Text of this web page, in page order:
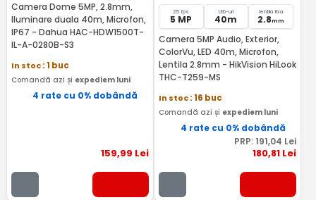
Camera Dome 5MP, 2.8mm,
Iluminare duala 40m, Microfon,
IP67 - Dahua HAC-HDW1500T-
IL-A-0280B-S3
In stoc: 1 buc
Comandă azi și expediem luni
4 rate cu 0% dobândă
159,99 Lei
25 fps
5 MP
LED-uri
40m
lentila fixa
2.8mm
Camera 5MP Audio, Exterior,
ColorVu, LED 40m, Microfon,
Lentila 2.8mm - HikVision HiLook
THC-T259-MS
In stoc: 16 buc
Comandă azi și expediem luni
4 rate cu 0% dobândă
PRP: 191,04 Lei
180,81 Lei